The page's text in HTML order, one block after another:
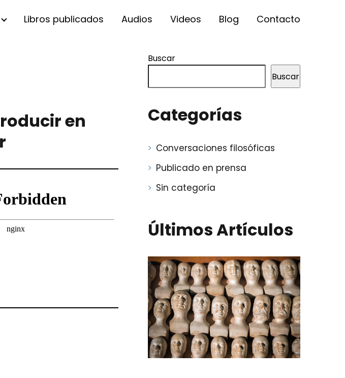
Libros publicados Audios Videos Blog Contacto
en
Buscar
Buscar
Categorías
Conversaciones filosóficas
Publicado en prensa
Sin categoría
Últimos Artículos